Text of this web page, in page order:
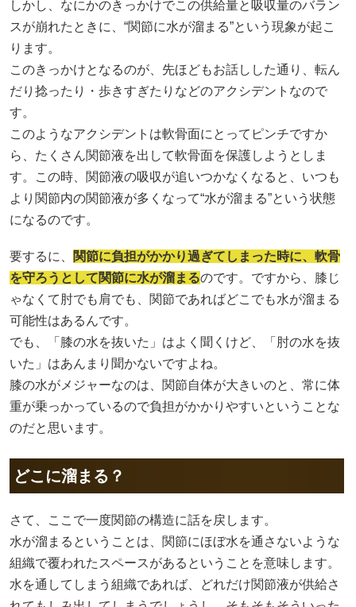
しかし、なにかのきっかけでこの供給量と吸収量のバラン
スが崩れたときに、“関節に水が溜まる”という現象が起こ
ります。
このきっかけとなるのが、先ほどもお話しした通り、転ん
だり捻ったり・歩きすぎたりなどのアクシデントなので
す。
このようなアクシデントは軟骨面にとってピンチですか
ら、たくさん関節液を出して軟骨面を保護しようとしま
す。この時、関節液の吸収が追いつかなくなると、いつも
より関節内の関節液が多くなって“水が溜まる”という状態
になるのです。
要するに、
関節に負担がかかり過ぎてしまった時に、軟骨
を守ろうとして関節に水が溜まるのです。ですから、膝じ
ゃなくて肘でも肩でも、関節であればどこでも水が溜まる
可能性はあるんです。
でも、「膝の水を抜いた」はよく聞くけど、「肘の水を抜
いた」はあんまり聞かないですよね。
膝の水がメジャーなのは、関節自体が大きいのと、常に体
重が乗っかっているので負担がかかりやすいということな
のだと思います。
どこに溜まる？
さて、ここで一度関節の構造に話を戻します。
水が溜まるということは、関節にほぼ水を通さないような
組織で覆われたスペースがあるということを意味します。
水を通してしまう組織であれば、どれだけ関節液が供給さ